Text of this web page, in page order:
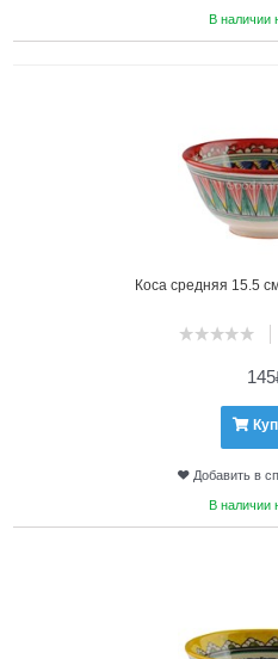
В наличии
Коса средняя 15.5
145
Добавить в
В наличии